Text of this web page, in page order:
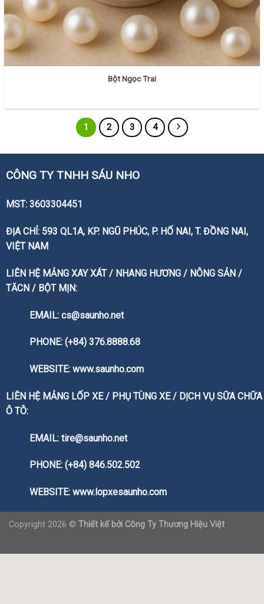
Bột Ngọc Trai
1 2 3 4
CÔNG TY TNHH SÁU NHO
MST: 3603304451
ĐỊA CHỈ: 593 QL1A, KP. NGŨ PHÚC, P. HỐ NAI, T. ĐỒNG NAI,
VIỆT NAM
LIÊN HỆ MẢNG XAY XÁT / NHANG HƯƠNG / NÔNG SẢN /
TĂCN / BỘT MỊN:
EMAIL: cs@saunho.net
PHONE: (+84) 376.8888.68
WEBSITE: www.saunho.com
LIÊN HỆ MẢNG LỐP XE / PHỤ TÙNG XE / DỊCH VỤ SỮA CHỮA
Ô TÔ:
EMAIL: tire@saunho.net
PHONE: (+84) 846.502.502
WEBSITE: www.lopxesaunho.com
Copyright 2026 © Thiết kế bởi Công Ty Thương Hiệu Việt